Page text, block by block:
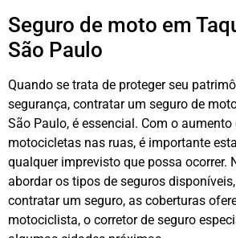
Seguro de moto em
São Paulo
Quando se trata de proteger seu
segurança, contratar um seguro de
São Paulo, é essencial. Com o
motocicletas nas ruas, é importante
qualquer imprevisto que possa ocorrer.
abordar os tipos de seguros
contratar um seguro, as coberturas
motociclista, o corretor de seguro